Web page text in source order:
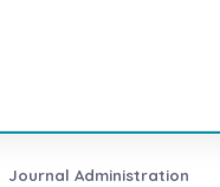
Journal Administration